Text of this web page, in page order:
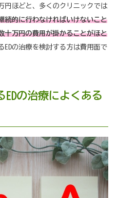
円ほどと、多くのクリニックでは
続的に行わなければいけないこと
十万円の費用が掛かることがほと
EDの治療を検討する方は費用面で
の治療によくある